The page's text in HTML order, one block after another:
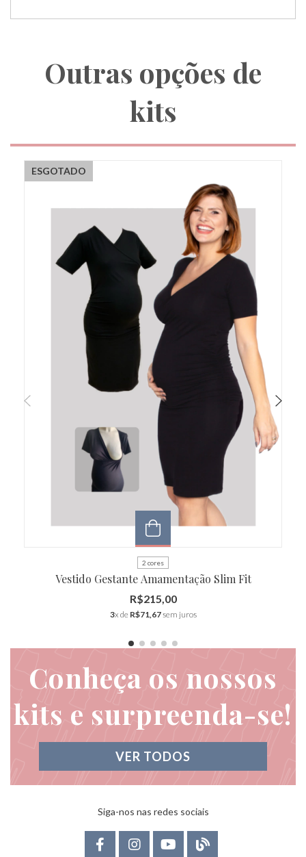
Outras opções de
kits
ESGOTADO
2 cores
Vestido Gestante Amamentação Slim Fit
R$215,00
3x de R$71,67sem juros
Conheça os nossos
kits e surpreenda-se!
VER TODOS
Siga-nos nas redes sociais